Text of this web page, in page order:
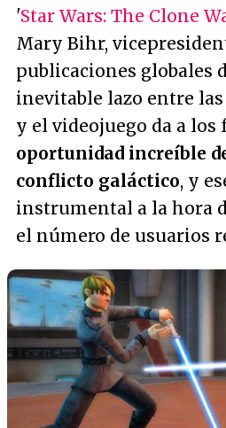
'Star Wars: The Clone
Mary Bihr,
publicaciones globales
inevitable lazo entre
y el videojuego da a los
oportunidad increíble
conflicto galáctico, y
instrumental a la hora
el número de usuarios